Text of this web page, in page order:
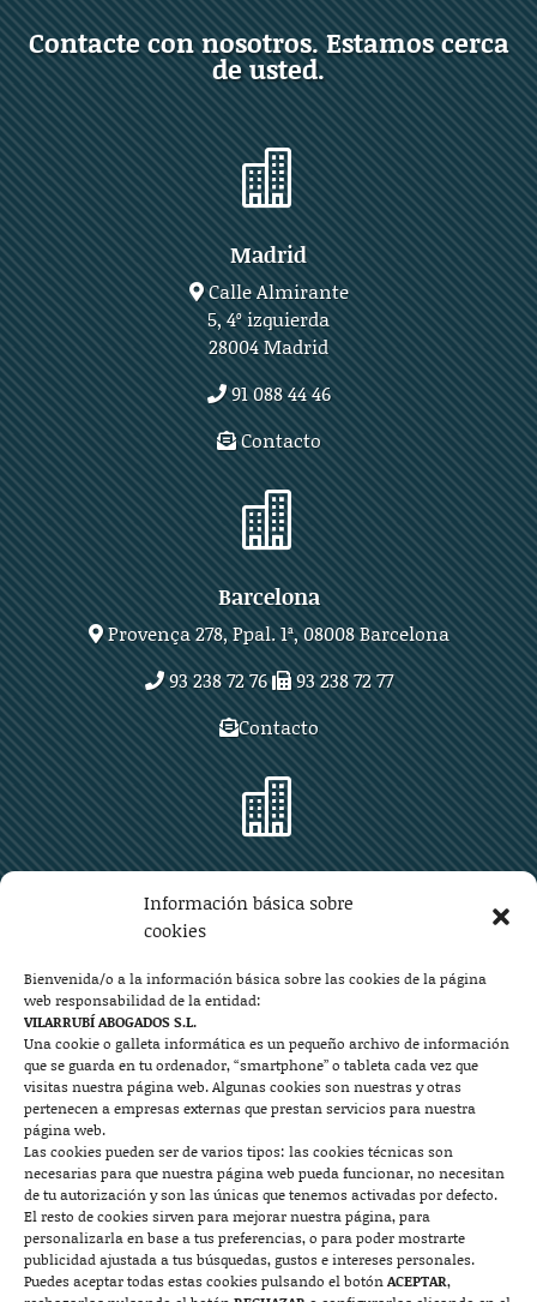
Información básica sobre
cookies
Bienvenida/o a la información básica sobre las cookies de la página
web responsabilidad de la entidad:
VILARRUBÍ ABOGADOS S.L.
Una cookie o galleta informática es un pequeño archivo de información
que se guarda en tu ordenador, “smartphone” o tableta cada vez que
visitas nuestra página web. Algunas cookies son nuestras y otras
pertenecen a empresas externas que prestan servicios para nuestra
página web.
Las cookies pueden ser de varios tipos: las cookies técnicas son
necesarias para que nuestra página web pueda funcionar, no necesitan
de tu autorización y son las únicas que tenemos activadas por defecto.
El resto de cookies sirven para mejorar nuestra página, para
personalizarla en base a tus preferencias, o para poder mostrarte
publicidad ajustada a tus búsquedas, gustos e intereses personales.
Puedes aceptar todas estas cookies pulsando el botónACEPTAR,
Contacte con nosotros. Estamos cerca
de usted.

Madrid
Calle Almirante
5, 4º izquierda
28004 Madrid
91 088 44 46
Contacto

Barcelona
Provença 278, Ppal. 1ª, 08008 Barcelona
93 238 72 76
93 238 72 77
Contacto

Plaza Aragón 10, planta 11ª, 50004 Zaragoza
Contacto

Mallorca
Josep Pla, n°6, 07400 Alcudia (Mallorca)
722 131 870
Contacto